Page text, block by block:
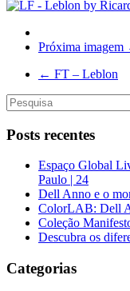
Próxima imagem
← FT – Leblon
Posts recentes
Espaço Global
Paulo | 24
Dell Anno e o
ColorLAB: Dell
Coleção
Descubra os
Categorias